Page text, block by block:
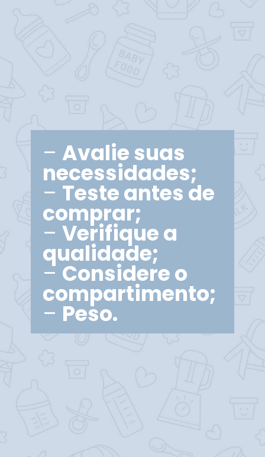
– Avalie suas
necessidades;
– Teste antes de
comprar;
– Verifique a
qualidade;
– Considere o
compartimento;
– Peso.